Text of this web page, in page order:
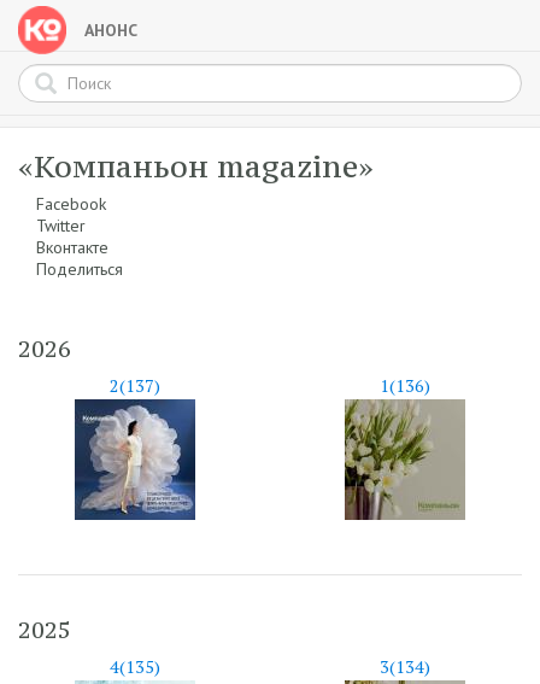
АНОНС
«Компаньон magazine»
Facebook
Twitter
Вконтакте
Поделиться
2026
2(137) 1(136)
2025
4(135) 3(134)